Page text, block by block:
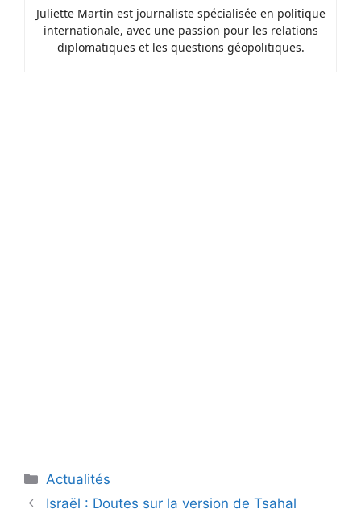
Juliette Martin est journaliste spécialisée en politique
internationale, avec une passion pour les relations
diplomatiques et les questions géopolitiques.
Catégories
Actualités
Israël : Doutes sur la version de Tsahal